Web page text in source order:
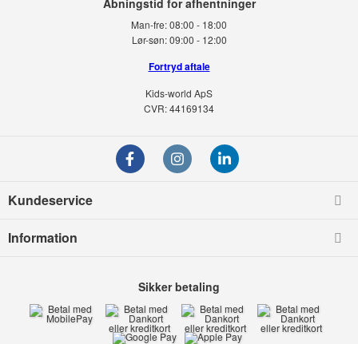
Man-fre:08:00 - 18:00
Lør-søn:09:00 - 12:00
Fortryd aftale
Kids-world ApS
CVR: 44169134
Kundeservice
Information
Sikker betaling